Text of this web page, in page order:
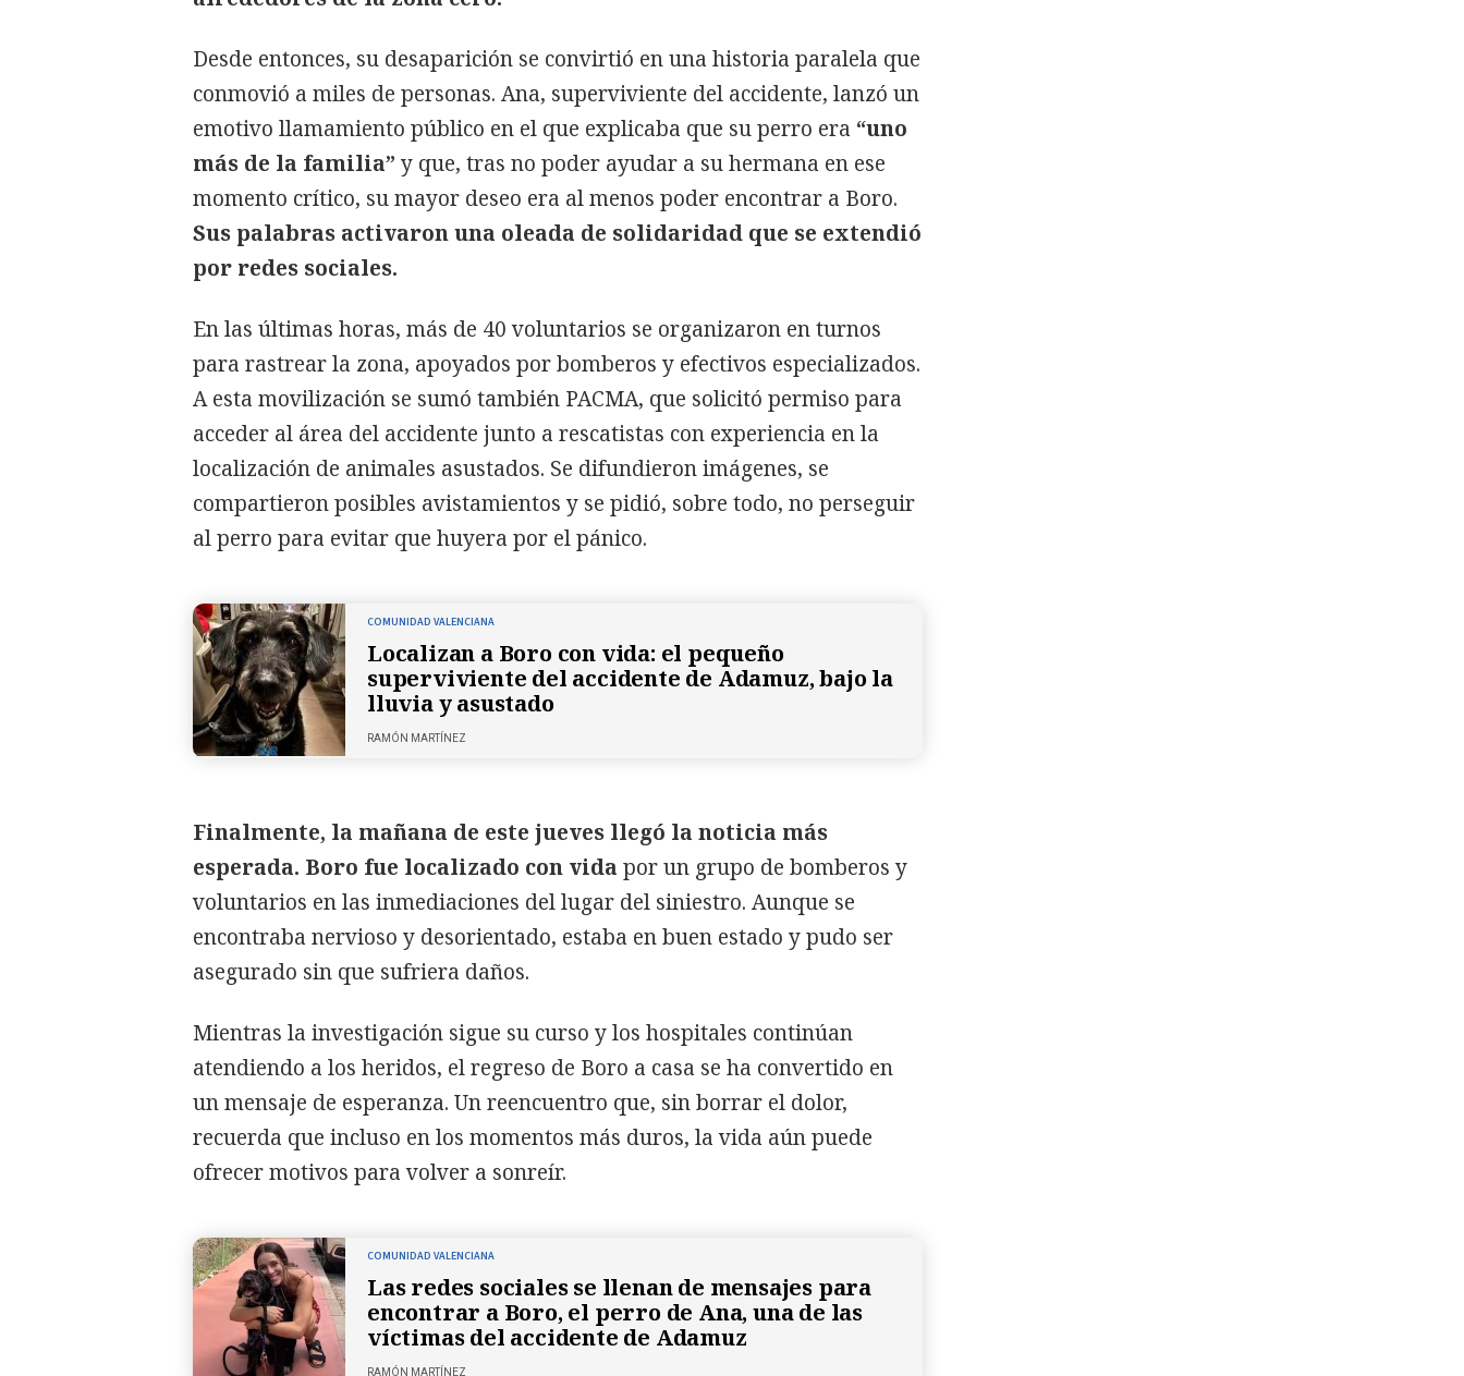
Desde entonces, su desaparición se convirtió en una historia paralela que
conmovió a miles de personas. Ana, superviviente del accidente, lanzó un
emotivo llamamiento público en el que explicaba que su perro era “uno
más de la familia” y que, tras no poder ayudar a su hermana en ese
momento crítico, su mayor deseo era al menos poder encontrar a Boro.
Sus palabras activaron una oleada de solidaridad que se extendió
por redes sociales.
En las últimas horas, más de 40 voluntarios se organizaron en turnos
para rastrear la zona, apoyados por bomberos y efectivos especializados.
A esta movilización se sumó también PACMA, que solicitó permiso para
acceder al área del accidente junto a rescatistas con experiencia en la
localización de animales asustados. Se difundieron imágenes, se
compartieron posibles avistamientos y se pidió, sobre todo, no perseguir
al perro para evitar que huyera por el pánico.
COMUNIDAD VALENCIANA
Localizan a Boro con vida: el pequeño
superviviente del accidente de Adamuz, bajo la
lluvia y asustado
RAMÓN MARTÍNEZ
Finalmente, la mañana de este jueves llegó la noticia más
esperada. Boro fue localizado con vida por un grupo de bomberos y
voluntarios en las inmediaciones del lugar del siniestro. Aunque se
encontraba nervioso y desorientado, estaba en buen estado y pudo ser
asegurado sin que sufriera daños.
Mientras la investigación sigue su curso y los hospitales continúan
atendiendo a los heridos, el regreso de Boro a casa se ha convertido en
un mensaje de esperanza. Un reencuentro que, sin borrar el dolor,
recuerda que incluso en los momentos más duros, la vida aún puede
ofrecer motivos para volver a sonreír.
COMUNIDAD VALENCIANA
Las redes sociales se llenan de mensajes para
encontrar a Boro, el perro de Ana, una de las
víctimas del accidente de Adamuz
RAMÓN MARTÍNEZ